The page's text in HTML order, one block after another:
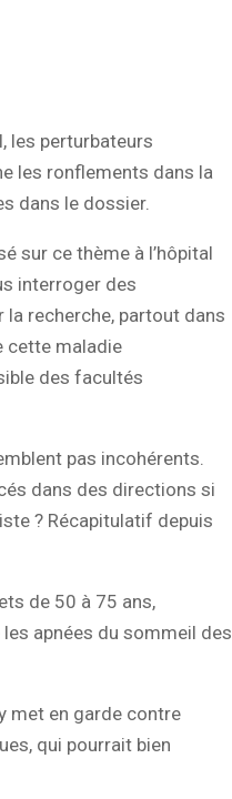
les perturbateurs
les ronflements dans la
dans le dossier.
sur ce thème à l’hôpital
interroger des
la recherche, partout dans
cette maladie
des facultés
pas incohérents.
dans des directions si
? Récapitulatif depuis
de 50 à 75 ans,
apnées du sommeil des
met en garde contre
qui pourrait bien